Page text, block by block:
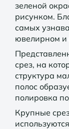
зеленой
рисунком.
самых
ювелирном и
срез, на
структура
полос
полировка
Крупные